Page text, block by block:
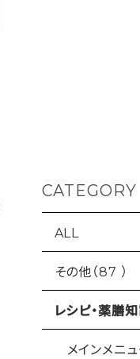
CATEGORY
ALL
その他（87 ）
レシピ・薬膳
メインメニ